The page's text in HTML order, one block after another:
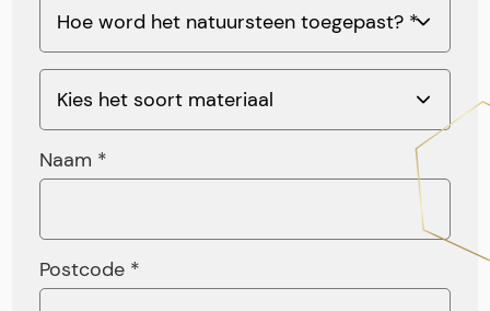
Naam *
Postcode *